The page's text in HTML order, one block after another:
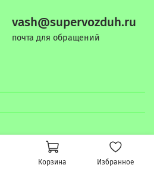
vash@supervozduh.ru
почта для обращений
Корзина Избранное